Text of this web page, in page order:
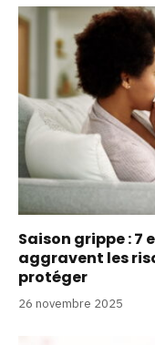
Saison grippe : 7
aggravent les
protéger
26 novembre 2025